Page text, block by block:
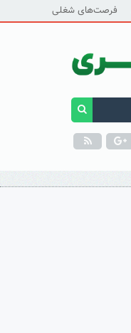
فرصت‌های شغلی